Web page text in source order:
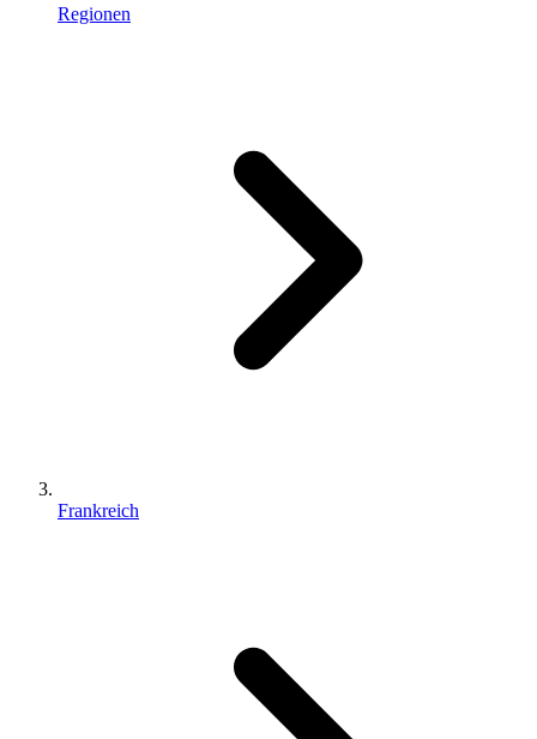
Regionen
Frankreich